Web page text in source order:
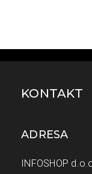
KONTAKT
ADRESA
INFOSHOP